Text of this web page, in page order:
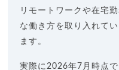
リモートワークや在宅
な働き方を取り入れて
ます。
実際に2026年7月時点